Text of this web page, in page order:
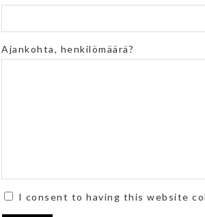
Please
ignore
Please
ignore
Ajankohta, henkilömäärä?
I consent to having this website